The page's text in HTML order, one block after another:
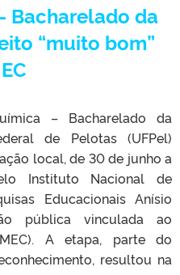
Bacharelado da
“muito bom”
– Bacharelado da
de Pelotas (UFPel)
local, de 30 de junho a
Instituto Nacional de
Educacionais Anísio
pública vinculada ao
A etapa, parte do
resultou na